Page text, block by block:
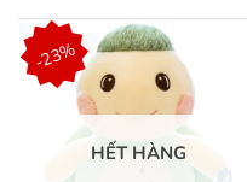
-23%
HẾT HÀNG